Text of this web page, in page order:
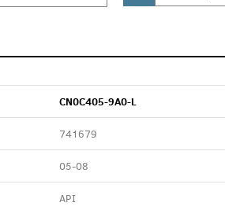
CN0C405-9A0-L
741679
05-08
API